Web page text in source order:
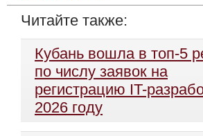
Читайте также:
Кубань вошла в топ-5
по числу заявок на
регистрацию IT-
2026 году